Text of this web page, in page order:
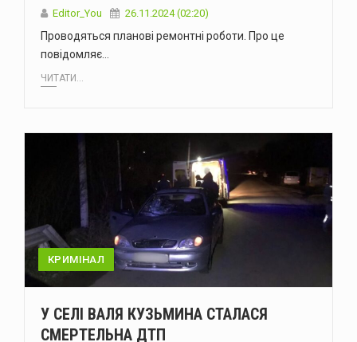
Editor_You 26.11.2024 (02:20)
Проводяться планові ремонтні роботи. Про це
повідомляє…
ЧИТАТИ...
КРИМІНАЛ
У СЕЛІ ВАЛЯ КУЗЬМИНА СТАЛАСЯ
СМЕРТЕЛЬНА ДТП